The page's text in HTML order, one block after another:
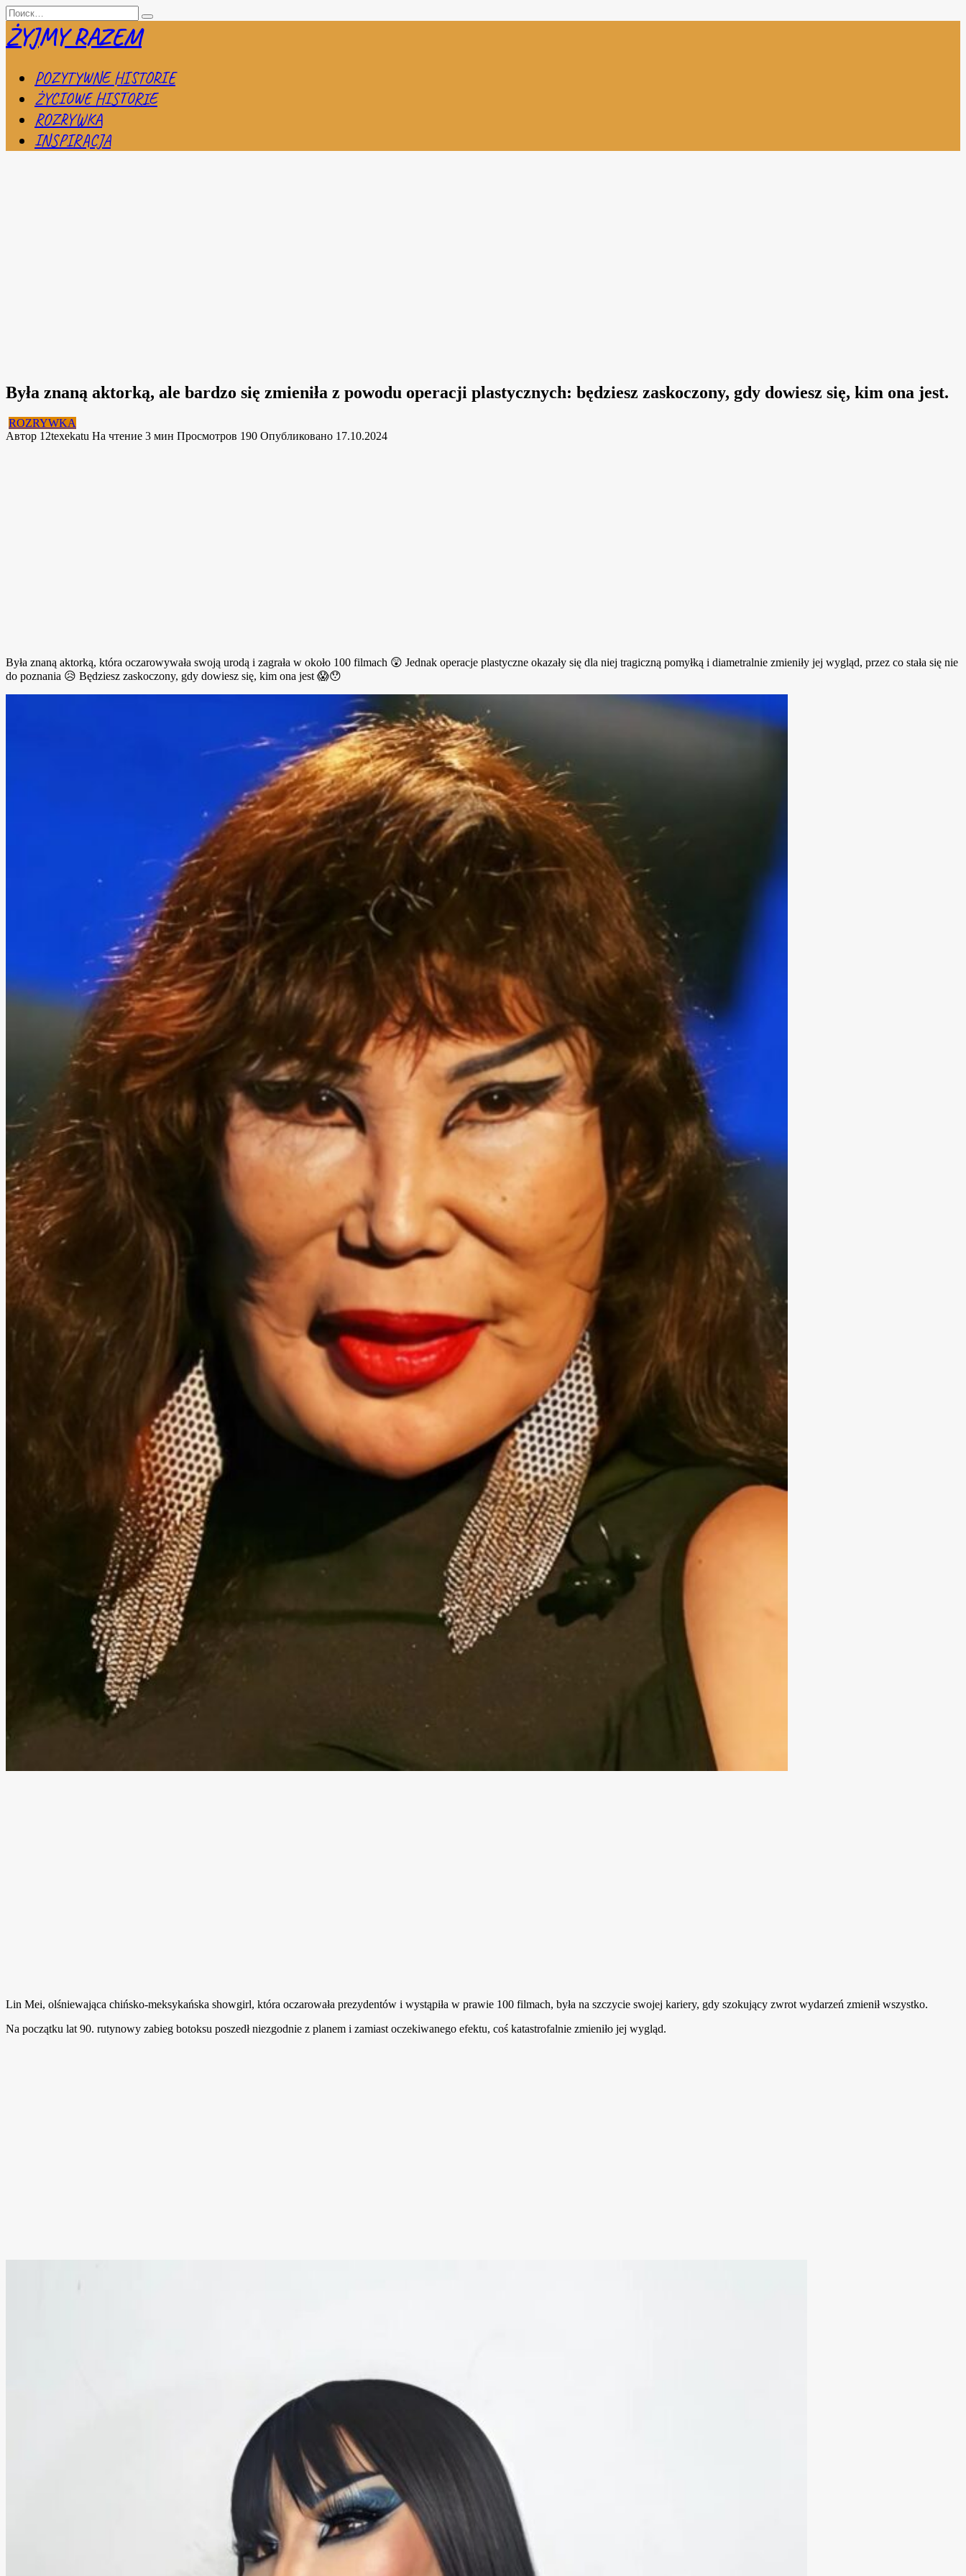
Перейти
к
содержанию
Search
for:
ŻYJMY RAZEM
POZYTYWNE HISTORIE
ŻYCIOWE HISTORIE
ROZRYWKA
INSPIRACJA
Była znaną aktorką, ale bardzo się zmieniła z powodu operacji plastycznych: będziesz zaskoczony, gdy dowiesz się, kim ona jest.
ROZRYWKA
Автор 12texekatu На чтение 3 мин Просмотров 190 Опубликовано 17.10.2024
Była znaną aktorką, która oczarowywała swoją urodą i zagrała w około 100 filmach 😲 Jednak operacje plastyczne okazały się dla niej tragiczną pomyłką i diametralnie zmieniły jej wygląd, przez co stała się nie
do poznania 😥 Będziesz zaskoczony, gdy dowiesz się, kim ona jest 😱😯
Lin Mei, olśniewająca chińsko-meksykańska showgirl, która oczarowała prezydentów i wystąpiła w prawie 100 filmach, była na szczycie swojej kariery, gdy szokujący zwrot wydarzeń zmienił wszystko.
Na początku lat 90. rutynowy zabieg botoksu poszedł niezgodnie z planem i zamiast oczekiwanego efektu, coś katastrofalnie zmieniło jej wygląd.